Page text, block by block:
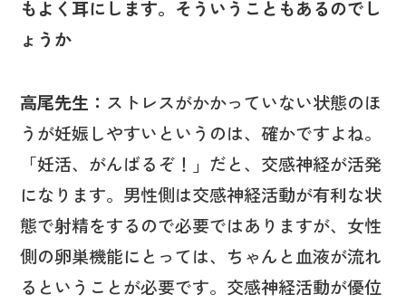
もよく耳にします。そういうこともあるのでし
ょうか
高尾先生： ストレスがかかっていない状態のほ
うが妊娠しやすいというのは、確かですよね。
「妊活、がんばるぞ！」だと、交感神経が活発
になります。男性側は交感神経活動が有利な状
態で射精をするので必要ではありますが、女性
側の卵巣機能にとっては、ちゃんと血液が流れ
るということが必要です。交感神経活動が優位